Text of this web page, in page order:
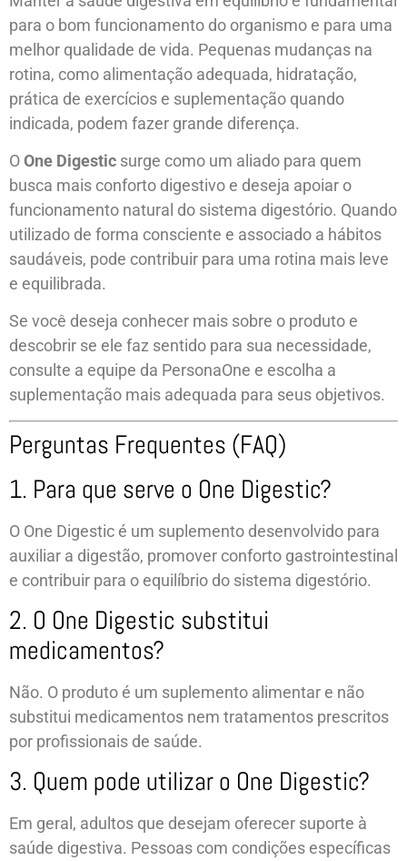
para o bom funcionamento do organismo e para uma
melhor qualidade de vida. Pequenas mudanças na
rotina, como alimentação adequada, hidratação,
prática de exercícios e suplementação quando
indicada, podem fazer grande diferença.
OOne Digestic surge como um aliado para quem
busca mais conforto digestivo e deseja apoiar o
funcionamento natural do sistema digestório. Quando
utilizado de forma consciente e associado a hábitos
saudáveis, pode contribuir para uma rotina mais leve
e equilibrada.
Se você deseja conhecer mais sobre o produto e
descobrir se ele faz sentido para sua necessidade,
consulte a equipe da PersonaOne e escolha a
suplementação mais adequada para seus objetivos.
Perguntas Frequentes (FAQ)
1. Para que serve o One Digestic?
O One Digestic é um suplemento desenvolvido para
auxiliar a digestão, promover conforto gastrointestinal
e contribuir para o equilíbrio do sistema digestório.
2. O One Digestic substitui
medicamentos?
Não. O produto é um suplemento alimentar e não
substitui medicamentos nem tratamentos prescritos
por profissionais de saúde.
3. Quem pode utilizar o One Digestic?
Em geral, adultos que desejam oferecer suporte à
saúde digestiva. Pessoas com condições específicas